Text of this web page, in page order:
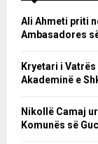
Ali Ahmeti priti
Ambasadores
Kryetari i
Akademinë e
Nikollë Camaj
Komunës së